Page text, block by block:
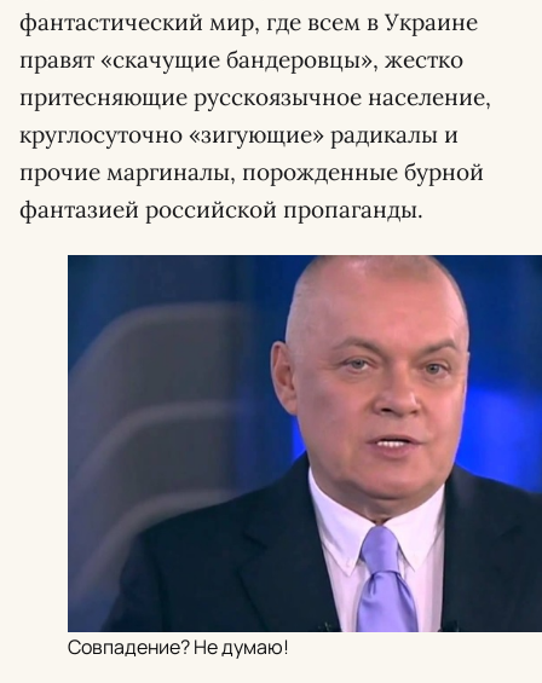
фантастический мир, где всем в Украине
правят «скачущие бандеровцы», жестко
притесняющие русскоязычное население,
круглосуточно «зигующие» радикалы и
прочие маргиналы, порожденные бурной
фантазией российской пропаганды.
Совпадение? Не думаю!